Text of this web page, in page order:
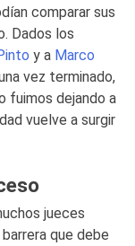
comparar sus
Dados los
y a Marco
vez terminado,
fuimos dejando a
vuelve a surgir
jueces
que debe